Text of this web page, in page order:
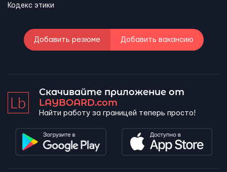
Кодекс этики
Добавить резюме Добавить вакансию
Скачивайте приложение от
LAYBOARD.com
Найти работу за границей теперь просто!